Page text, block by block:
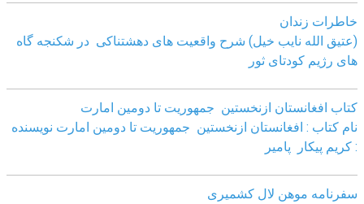
خاطرات زندان
(عتیق الله نایب خیل) شرح واقعیت های دهشتناکی در شکنجه گاه
های رژیم کودتای ثور
کتاب افغانستان ازنخستین جمهوریت تا دومین امارت
نام کتاب : افغانستان ازنخستین جمهوریت تا دومین امارت نویسنده
: کریم پیکار پامیر
سفرنامه موهن لال کشمیری